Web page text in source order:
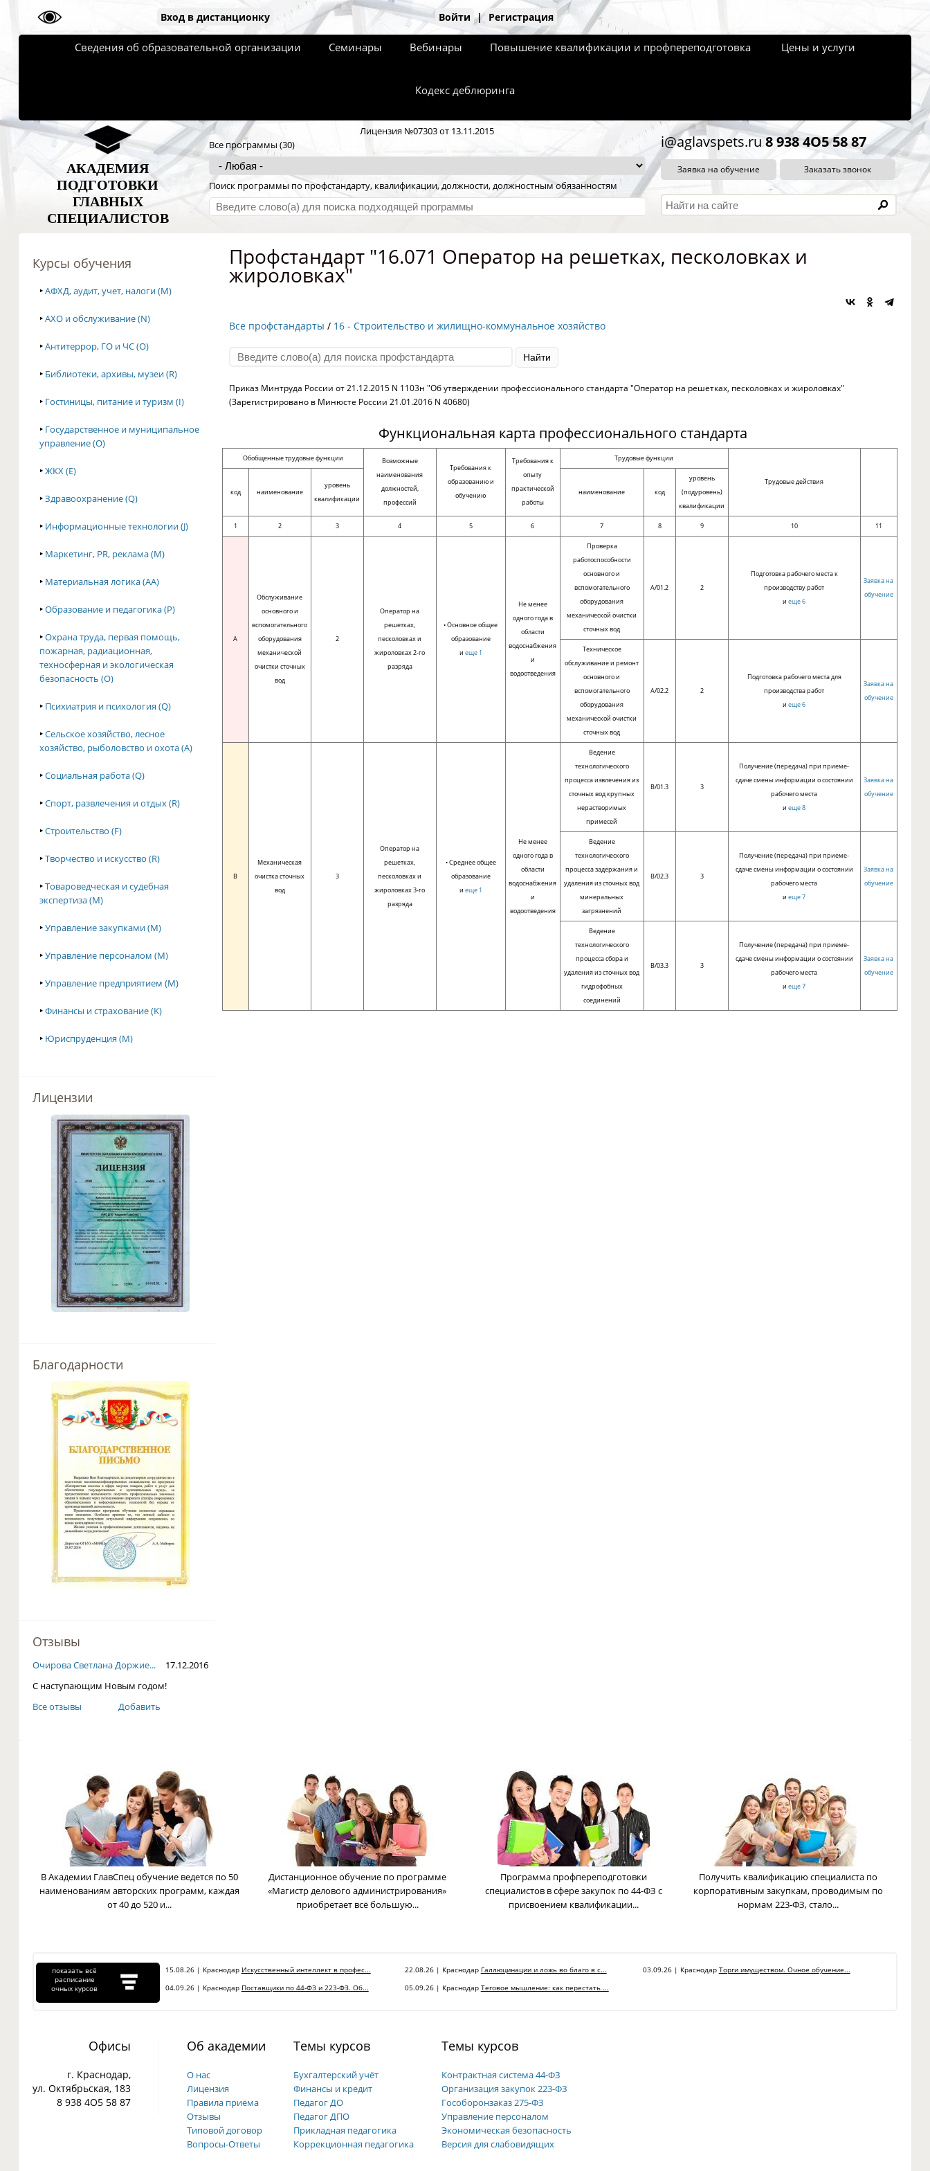
Вход в дистанционку Войти | Регистрация
Сведения об образовательной организации Семинары Вебинары Повышение квалификации и профпереподготовка Цены и услуги
Кодекс деблюринга
АКАДЕМИЯ
ПОДГОТОВКИ
ГЛАВНЫХ
СПЕЦИАЛИСТОВ
Лицензия №07303 от 13.11.2015
Все программы (30)
Поиск программы по профстандарту, квалификации, должности, должностным обязанностям
i@aglavspets.ru 8 938 4O5 58 87
Заявка на обучение Заказать звонок
Курсы обучения
‣АФХД, аудит, учет, налоги (M)
‣АХО и обслуживание (N)
‣Антитеррор, ГО и ЧС (O)
‣ Библиотеки, архивы, музеи (R)
‣ Гостиницы, питание и туризм (I)
‣ Государственное и муниципальное
управление (O)
‣ЖКХ (E)
‣Здравоохранение (Q)
‣ Информационные технологии (J)
‣ Маркетинг, PR, реклама (M)
‣ Материальная логика (AA)
‣Образование и педагогика (P)
‣Охрана труда, первая помощь,
пожарная, радиационная,
техносферная и экологическая
безопасность (O)
‣ Психиатрия и психология (Q)
‣Сельское хозяйство, лесное
хозяйство, рыболовство и охота (A)
‣Социальная работа (Q)
‣Спорт, развлечения и отдых (R)
‣Строительство (F)
‣Творчество и искусство (R)
‣Товароведческая и судебная
экспертиза (M)
‣Управление закупками (M)
‣Управление персоналом (M)
‣Управление предприятием (M)
‣Финансы и страхование (K)
‣ Юриспруденция (M)
Лицензии
Благодарности
Отзывы
Очирова Светлана Доржие...
17.12.2016
С наступающим Новым годом!
Все отзывы
Добавить
Профстандарт "16.071 Оператор на решетках, песколовках и
жироловках"
Все профстандарты / 16 - Строительство и жилищно-коммунальное хозяйство
Приказ Минтруда России от 21.12.2015 N 1103н "Об утверждении профессионального стандарта "Оператор на решетках, песколовках и жироловках"
(Зарегистрировано в Минюсте России 21.01.2016 N 40680)
Функциональная карта профессионального стандарта
Обобщенные трудовые функции
Возможные
наименования
должностей,
профессий
Требования к
образованию и
обучению
Требования к
опыту
практической
работы
Трудовые функции
Трудовые действия
код
наименование
уровень
квалификации
наименование код
уровень
(подуровень)
квалификации
1 2 3 4 5 6 7 8 9 10 11
A
Обслуживание
основного и
вспомогательного
оборудования
механической
очистки сточных
вод
2
Оператор на
решетках,
песколовках и
жироловках 2-го
разряда
• Основное общее
образование
и еще 1
Не менее
одного года в
области
водоснабжения
и
водоотведения
Проверка
работоспособности
основного и
вспомогательного
оборудования
механической очистки
сточных вод
A/01.2 2
Подготовка рабочего места к
производству работ
иеще 6
Заявка на
обучение
Техническое
обслуживание и ремонт
основного и
вспомогательного
оборудования
механической очистки
сточных вод
A/02.2 2
Подготовка рабочего места для
производства работ
иеще 6
Заявка на
обучение
B
Механическая
очистка сточных
вод
3
Оператор на
решетках,
песколовках и
жироловках 3-го
разряда
• Среднее общее
образование
и еще 1
Не менее
одного года в
области
водоснабжения
и
водоотведения
Ведение
технологического
процесса извлечения из
сточных вод крупных
нерастворимых
примесей
B/01.3 3
Получение (передача) при приеме-
сдаче смены информации о состоянии
рабочего места
иеще 8
Заявка на
обучение
Ведение
технологического
процесса задержания и
удаления из сточных вод
минеральных
загрязнений
B/02.3 3
Получение (передача) при приеме-
сдаче смены информации о состоянии
рабочего места
иеще 7
Заявка на
обучение
Ведение
технологического
процесса сбора и
удаления из сточных вод
гидрофобных
соединений
B/03.3 3
Получение (передача) при приеме-
сдаче смены информации о состоянии
рабочего места
иеще 7
Заявка на
обучение
В Академии ГлавСпец обучение ведется по 50
наименованиям авторских программ, каждая
от 40 до 520 и...
Дистанционное обучение по программе
«Магистр делового администрирования»
приобретает всё большую...
Программа профпереподготовки
cпециалистов в сфере закупок по 44-ФЗ с
присвоением квалификации...
Получить квалификацию специалиста по
корпоративным закупкам, проводимым по
нормам 223-ФЗ, стало...
показать всё
расписание
очных курсов
15.08.26 | Краснодар Искусственный интеллект в профес... 22.08.26 | Краснодар Галлюцинации и ложь во благо в с... 03.09.26 | Краснодар Торги имуществом. Очное обучение...
04.09.26 | Краснодар Поставщики по 44-ФЗ и 223-ФЗ. Об... 05.09.26 | Краснодар Теговое мышление: как перестать ...
Офисы
г. Краснодар,
ул. Октябрьская, 183
8 938 4О5 58 87
Об академии
О нас
Лицензия
Правила приёма
Отзывы
Типовой договор
Вопросы-Ответы
Темы курсов
Бухгалтерский учёт
Финансы и кредит
Педагог ДО
Педагог ДПО
Прикладная педагогика
Коррекционная педагогика
Темы курсов
Контрактная система 44-ФЗ
Организация закупок 223-ФЗ
Гособоронзаказ 275-ФЗ
Управление персоналом
Экономическая безопасность
Версия для слабовидящих